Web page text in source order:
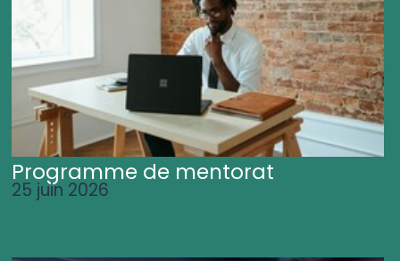
Programme de mentorat
25 juin 2026